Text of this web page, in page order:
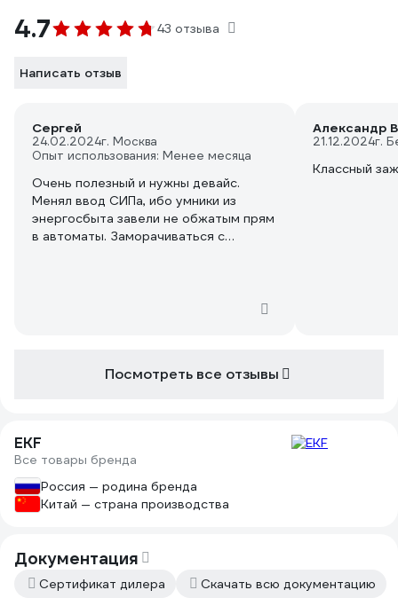
4.7 43 отзыва
Написать отзыв
Сергей
24.02.2024г. Москва
Опыт использования: Менее месяца
Очень полезный и нужны девайс.
Менял ввод СИПа, ибо умники из
энергосбыта завели не обжатым прям
в автоматы. Заморачиваться с
Александр
21.12.2024г.
Классный
Посмотреть все отзывы
EKF
Все товары бренда
Россия — родина бренда
Китай — страна производства
Документация
Сертификат дилера Скачать всю документацию